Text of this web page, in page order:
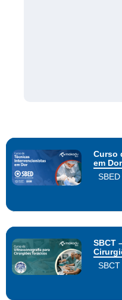
Curso
em Dor
SBED
SBCT
SBCT